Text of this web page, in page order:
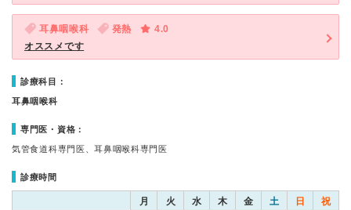
耳鼻咽喉科 発熱
4.0
オススメです
診療科目：
耳鼻咽喉科
専門医・資格：
気管食道科専門医、耳鼻咽喉科専門医
診療時間
月 火 水 木 金 土 日 祝